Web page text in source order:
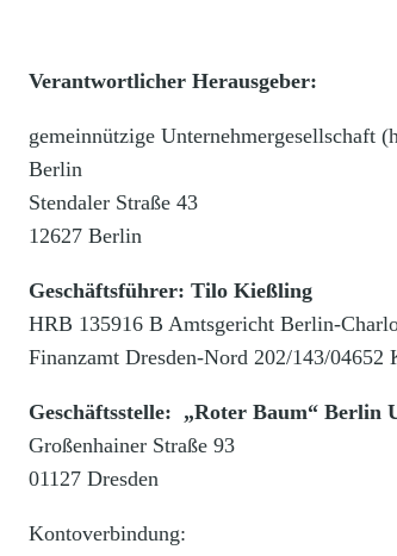
Verantwortlicher Herausgeber:
gemeinnützige Unternehmergesellschaft
Berlin
Stendaler Straße 43
12627 Berlin
Geschäftsführer: Tilo Kießling
HRB 135916 B Amtsgericht Berlin-
Finanzamt Dresden-Nord 202/143/04652
Geschäftsstelle: „Roter Baum“ Berlin
Großenhainer Straße 93
01127 Dresden
Kontoverbindung: